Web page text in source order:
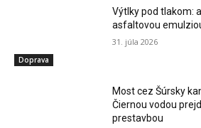
Doprava
Výtlky pod tlakom:
asfaltovou
31. júla 2026
Most cez Šúrsky
Čiernou vodou
prestavbou